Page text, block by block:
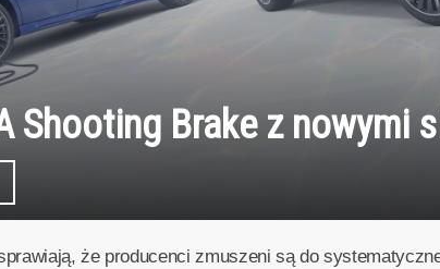
Shooting Brake z nowymi
że producenci zmuszeni są do